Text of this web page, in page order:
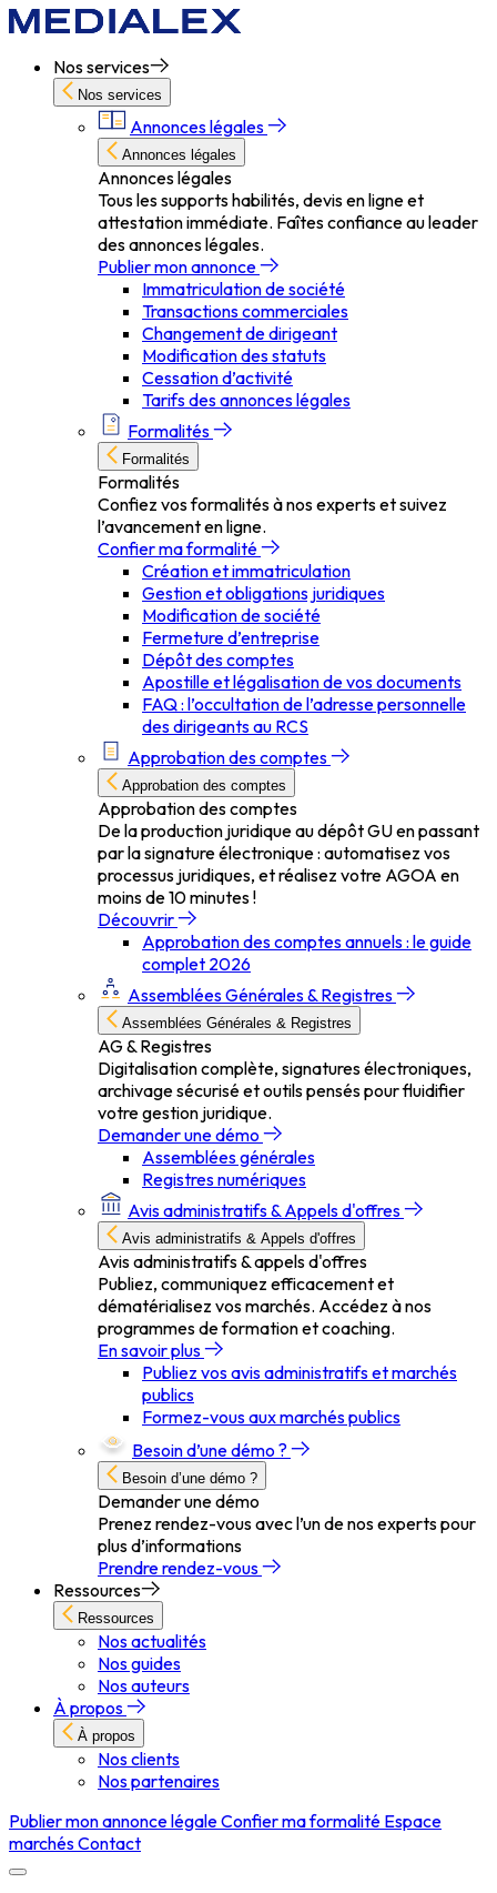
Nos services
Nos services
Annonces légales
Annonces légales
Annonces légales
Tous les supports habilités, devis en ligne et
attestation immédiate. Faîtes confiance au leader
des annonces légales.
Publier mon annonce
Immatriculation de société
Transactions commerciales
Changement de dirigeant
Modification des statuts
Cessation d’activité
Tarifs des annonces légales
Formalités
Formalités
Formalités
Confiez vos formalités à nos experts et suivez
l’avancement en ligne.
Confier ma formalité
Création et immatriculation
Gestion et obligations juridiques
Modification de société
Fermeture d’entreprise
Dépôt des comptes
Apostille et légalisation de vos documents
FAQ : l’occultation de l’adresse personnelle
des dirigeants au RCS
Approbation des comptes
Approbation des comptes
Approbation des comptes
De la production juridique au dépôt GU en passant
par la signature électronique : automatisez vos
processus juridiques, et réalisez votre AGOA en
moins de 10 minutes !
Découvrir
Approbation des comptes annuels : le guide
complet 2026
Assemblées Générales & Registres
Assemblées Générales & Registres
AG & Registres
Digitalisation complète, signatures électroniques,
archivage sécurisé et outils pensés pour fluidifier
votre gestion juridique.
Demander une démo
Assemblées générales
Registres numériques
Avis administratifs & Appels d'offres
Avis administratifs & Appels d'offres
Avis administratifs & appels d'offres
Publiez, communiquez efficacement et
dématérialisez vos marchés. Accédez à nos
programmes de formation et coaching.
En savoir plus
Publiez vos avis administratifs et marchés
publics
Formez-vous aux marchés publics
Besoin d’une démo ?
Besoin d’une démo ?
Demander une démo
Prenez rendez-vous avec l’un de nos experts pour
plus d’informations
Prendre rendez-vous
Ressources
Ressources
Nos actualités
Nos guides
Nos auteurs
À propos
À propos
Nos clients
Nos partenaires
Publier mon annonce légaleConfier ma formalité Espace
marchésContact